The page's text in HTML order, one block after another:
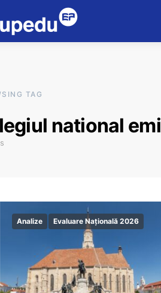
TAG
national
Analize Evaluare Națională 2026